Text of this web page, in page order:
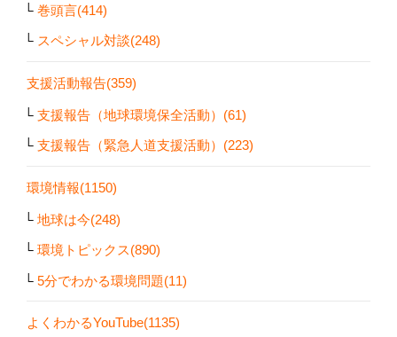
巻頭言(414)
スペシャル対談(248)
支援活動報告(359)
支援報告（地球環境保全活動）(61)
支援報告（緊急人道支援活動）(223)
環境情報(1150)
地球は今(248)
環境トピックス(890)
5分でわかる環境問題(11)
よくわかるYouTube(1135)